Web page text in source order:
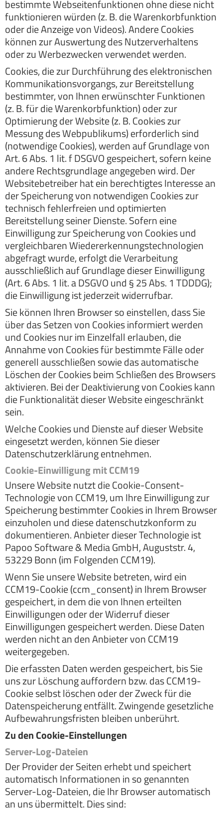
bestimmte Webseitenfunktionen ohne diese nicht
funktionieren würden (z. B. die Warenkorbfunktion
oder die Anzeige von Videos). Andere Cookies
können zur Auswertung des Nutzerverhaltens
oder zu Werbezwecken verwendet werden.
Cookies, die zur Durchführung des elektronischen
Kommunikationsvorgangs, zur Bereitstellung
bestimmter, von Ihnen erwünschter Funktionen
(z. B. für die Warenkorbfunktion) oder zur
Optimierung der Website (z. B. Cookies zur
Messung des Webpublikums) erforderlich sind
(notwendige Cookies), werden auf Grundlage von
Art. 6 Abs. 1 lit. f DSGVO gespeichert, sofern keine
andere Rechtsgrundlage angegeben wird. Der
Websitebetreiber hat ein berechtigtes Interesse an
der Speicherung von notwendigen Cookies zur
technisch fehlerfreien und optimierten
Bereitstellung seiner Dienste. Sofern eine
Einwilligung zur Speicherung von Cookies und
vergleichbaren Wiedererkennungstechnologien
abgefragt wurde, erfolgt die Verarbeitung
ausschließlich auf Grundlage dieser Einwilligung
(Art. 6 Abs. 1 lit. a DSGVO und § 25 Abs. 1 TDDDG);
die Einwilligung ist jederzeit widerrufbar.
Sie können Ihren Browser so einstellen, dass Sie
über das Setzen von Cookies informiert werden
und Cookies nur im Einzelfall erlauben, die
Annahme von Cookies für bestimmte Fälle oder
generell ausschließen sowie das automatische
Löschen der Cookies beim Schließen des Browsers
aktivieren. Bei der Deaktivierung von Cookies kann
die Funktionalität dieser Website eingeschränkt
sein.
Welche Cookies und Dienste auf dieser Website
eingesetzt werden, können Sie dieser
Datenschutzerklärung entnehmen.
Cookie-Einwilligung mit CCM19
Unsere Website nutzt die Cookie-Consent-
Technologie von CCM19, um Ihre Einwilligung zur
Speicherung bestimmter Cookies in Ihrem Browser
einzuholen und diese datenschutzkonform zu
dokumentieren. Anbieter dieser Technologie ist
Papoo Software & Media GmbH, Auguststr. 4,
53229 Bonn (im Folgenden CCM19).
Wenn Sie unsere Website betreten, wird ein
CCM19-Cookie (ccm_consent) in Ihrem Browser
gespeichert, in dem die von Ihnen erteilten
Einwilligungen oder der Widerruf dieser
Einwilligungen gespeichert werden. Diese Daten
werden nicht an den Anbieter von CCM19
weitergegeben.
Die erfassten Daten werden gespeichert, bis Sie
uns zur Löschung auffordern bzw. das CCM19-
Cookie selbst löschen oder der Zweck für die
Datenspeicherung entfällt. Zwingende gesetzliche
Aufbewahrungsfristen bleiben unberührt.
Zu den Cookie-Einstellungen
Server-Log-Dateien
Der Provider der Seiten erhebt und speichert
automatisch Informationen in so genannten
Server-Log-Dateien, die Ihr Browser automatisch
an uns übermittelt. Dies sind: